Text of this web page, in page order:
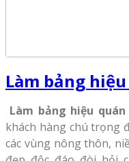
Làm bảng
Làm bảng hiệu quán
khách hàng chú trọng
các vùng nông thôn,